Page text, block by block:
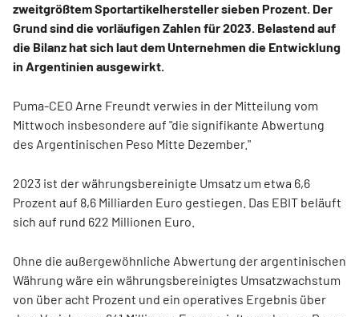
zweitgrößtem Sportartikelhersteller sieben Prozent. Der
Grund sind die vorläufigen Zahlen für 2023. Belastend auf
die Bilanz hat sich laut dem Unternehmen die Entwicklung
in Argentinien ausgewirkt.
Puma-CEO Arne Freundt verwies in der Mitteilung vom
Mittwoch insbesondere auf "die signifikante Abwertung
des Argentinischen Peso Mitte Dezember."
2023 ist der währungsbereinigte Umsatz um etwa 6,6
Prozent auf 8,6 Milliarden Euro gestiegen. Das EBIT beläuft
sich auf rund 622 Millionen Euro.
Ohne die außergewöhnliche Abwertung der argentinischen
Währung wäre ein währungsbereinigtes Umsatzwachstum
von über acht Prozent und ein operatives Ergebnis über